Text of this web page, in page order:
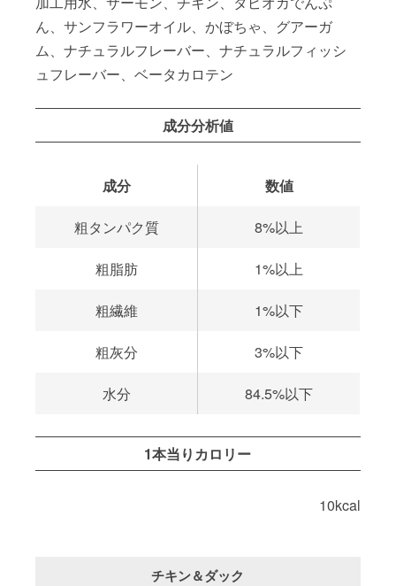
ん、サンフラワーオイル、かぼちゃ、グアーガ
ム、ナチュラルフレーバー、ナチュラルフィッシ
ュフレーバー、ベータカロテン
成分分析値
成分 数値
粗タンパク質 8%以上
粗脂肪 1%以上
粗繊維 1%以下
粗灰分 3%以下
水分 84.5%以下
1本当りカロリー
10kcal
チキン＆ダック